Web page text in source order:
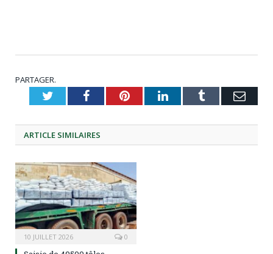
PARTAGER.
TwitterFacebookPinterestLinkedInTumblr
ARTICLE SIMILAIRES
10 JUILLET 2026 0